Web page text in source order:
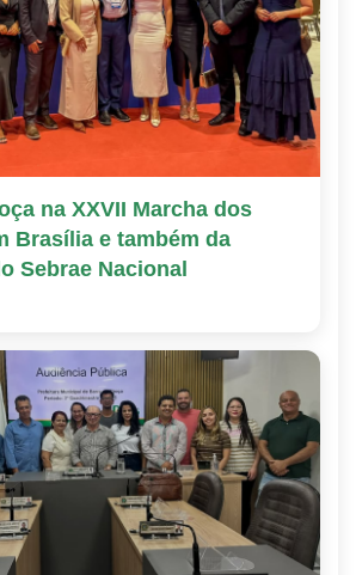
na XXVII Marcha dos
Brasília e também da
Sebrae Nacional